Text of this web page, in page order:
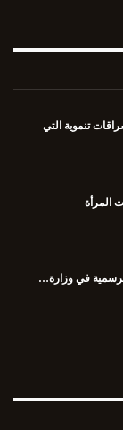
تنموية التي
المرأة
الرسمية في وزارة…